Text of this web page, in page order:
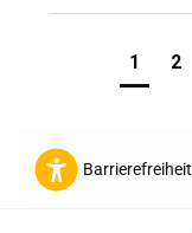
1 2
Barrierefreiheit